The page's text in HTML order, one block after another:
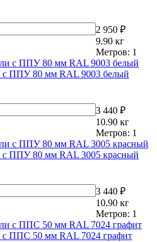
2 950 ₽
9.90 кг
Метров: 1
с ППУ 80 мм RAL 9003 белый
3 440 ₽
10.90 кг
Метров: 1
с ППУ 80 мм RAL 3005 красный
3 440 ₽
10.90 кг
Метров: 1
с ППС 50 мм RAL 7024 графит